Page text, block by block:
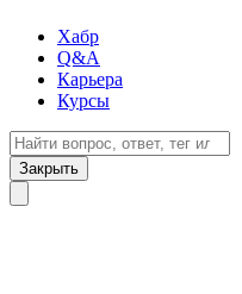
Хабр
Q&A
Карьера
Курсы
Закрыть